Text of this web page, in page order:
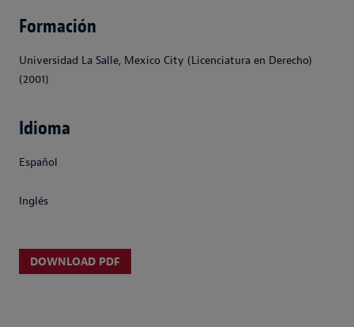
Formación
Universidad La Salle, Mexico City (Licenciatura en Derecho)
(2001)
Idioma
Español
Inglés
DOWNLOAD PDF